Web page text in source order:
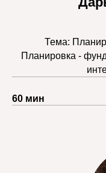
Тема:
Планировка -
60 мин